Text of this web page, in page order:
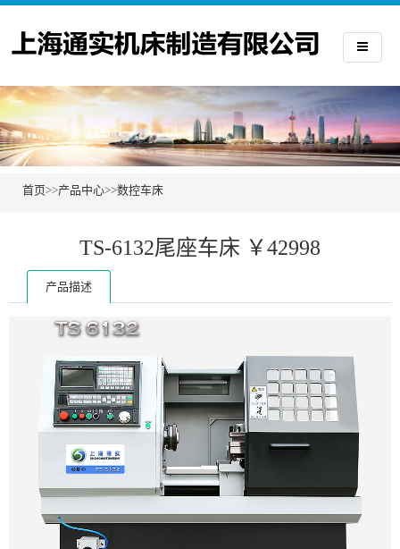
首页>>产品中心>>数控车床
TS-6132尾座车床 ￥42998
产品描述